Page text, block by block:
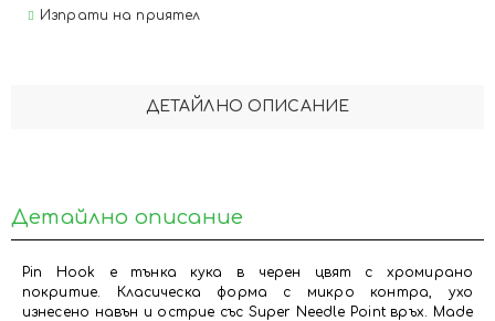
Изпрати на приятел
ДЕТАЙЛНО ОПИСАНИЕ
Детайлно описание
Pin Hook е тънка кука в черен цвят с хромирано
покритие. Класическа форма с микро контра, ухо
изнесено навън и острие със Super Needle Point връх. Made